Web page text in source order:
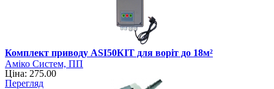
Комплект приводу ASI50КIT для воріт до 18м²
Аміко Систем, ПП
Ціна: 275.00
Перегляд